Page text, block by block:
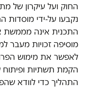
החוק ועל עיקרון של
התכנית אינה מממשת
מוסיפה זכויות מעבר
לאפשר את מימוש
הקמת תשתיות
התהליך כדי לוודא